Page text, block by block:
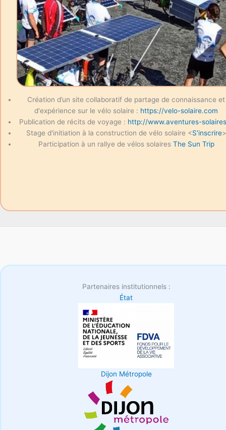
Création d’un site collaboratif de partage de connaissance et
d'expérience sur le vélo solaire : https://velo-solaire.com
Publication de récits de voyage : http://www.aventures-
Stage d'initiation à la construction de vélo solaire <S'inscrire>
Participation à un rallye de vélos solaires The Sun Trip
Partenaires institutionnels :
État
Dijon Métropole